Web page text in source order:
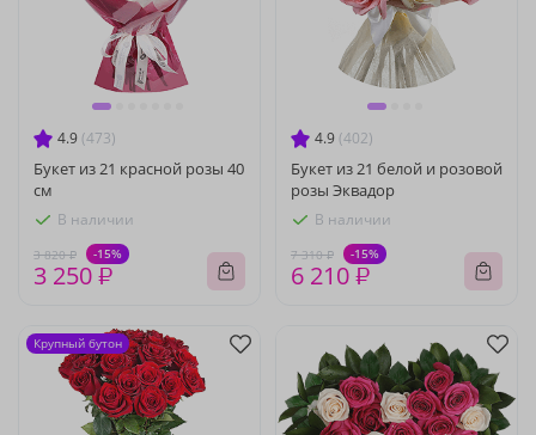
4.9 (473)
Букет из 21 красной розы 40
см
В наличии
3 820 ₽ -15%
3 250 ₽
4.9 (402)
Букет из 21 белой и розовой
розы Эквадор
В наличии
7 310 ₽ -15%
6 210 ₽
Крупный бутон